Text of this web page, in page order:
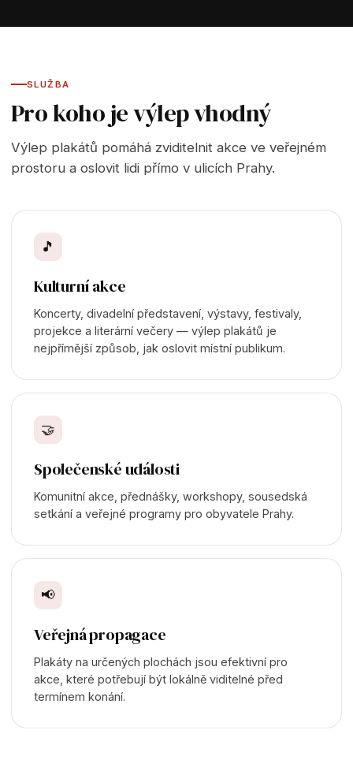
SLUŽBA
Pro koho je výlep vhodný
Výlep plakátů pomáhá zviditelnit akce ve veřejném
prostoru a oslovit lidi přímo v ulicích Prahy.
🎵
Kulturní akce
Koncerty, divadelní představení, výstavy, festivaly,
projekce a literární večery — výlep plakátů je
nejpřímější způsob, jak oslovit místní publikum.
🤝
Společenské události
Komunitní akce, přednášky, workshopy, sousedská
setkání a veřejné programy pro obyvatele Prahy.
📢
Veřejná propagace
Plakáty na určených plochách jsou efektivní pro
akce, které potřebují být lokálně viditelné před
termínem konání.